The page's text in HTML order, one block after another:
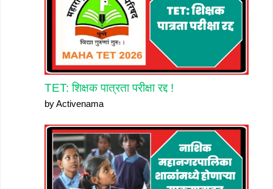
TET: शिक्षक पात्रता परीक्षा रद्द !
by Activenama